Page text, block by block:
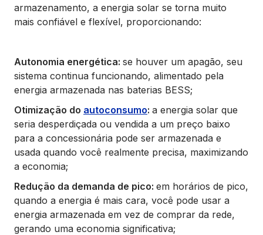
armazenamento, a energia solar se torna muito
mais confiável e flexível, proporcionando:
Autonomia energética: se houver um apagão, seu
sistema continua funcionando, alimentado pela
energia armazenada nas baterias BESS;
Otimização do autoconsumo: a energia solar que
seria desperdiçada ou vendida a um preço baixo
para a concessionária pode ser armazenada e
usada quando você realmente precisa, maximizando
a economia;
Redução da demanda de pico: em horários de pico,
quando a energia é mais cara, você pode usar a
energia armazenada em vez de comprar da rede,
gerando uma economia significativa;